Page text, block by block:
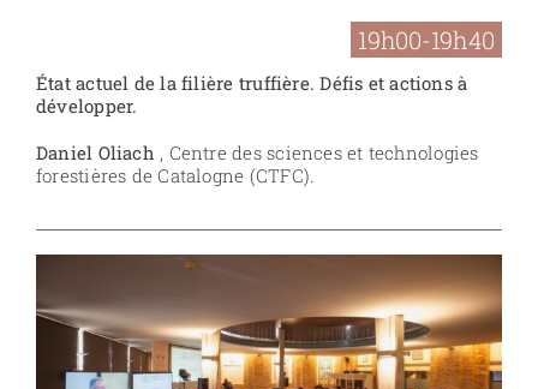
19h00-19h40
État actuel de la filière truffière. Défis et actions à
développer.
Daniel Oliach , Centre des sciences et technologies
forestières de Catalogne (CTFC).